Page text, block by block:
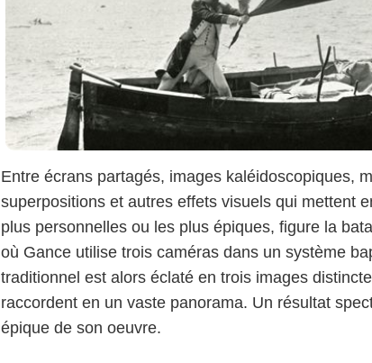
Entre écrans partagés, images kaléidoscopiques,
superpositions et autres effets visuels qui mettent
plus personnelles ou les plus épiques, figure la
où Gance utilise trois caméras dans un système
traditionnel est alors éclaté en trois images
raccordent en un vaste panorama. Un résultat
épique de son oeuvre.